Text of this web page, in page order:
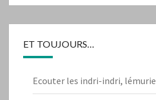
ET TOUJOURS…
Ecouter les indri-indri,